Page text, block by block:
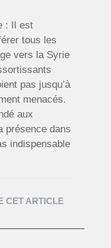
: Il est
tous les
vers la Syrie
pas jusqu’à
menacés.
aux
présence dans
indispensable
CET ARTICLE